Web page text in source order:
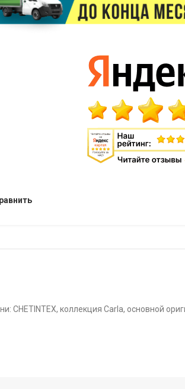
CHETINTEX, коллекция Carla, основной